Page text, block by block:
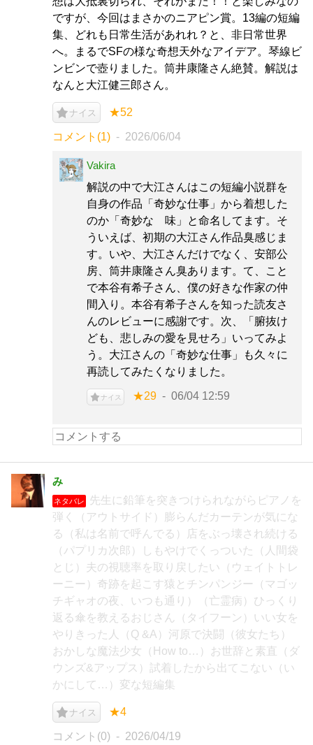
ですが、今回はまさかのニアピン賞。13編の短編
集、どれも日常生活があれれ？と、非日常世界
へ。まるでSFの様な奇想天外なアイデア。琴線ビ
ンビンで壺りました。筒井康隆さん絶賛。解説は
なんと大江健三郎さん。
ナイス ★52
コメント(1) 2026/06/04
Vakira
解説の中で大江さんはこの短編小説群を
自身の作品「奇妙な仕事」から着想した
のか「奇妙な 味」と命名してます。そ
ういえば、初期の大江さん作品臭感じま
す。いや、大江さんだけでなく、安部公
房、筒井康隆さん臭あります。て、こと
で本谷有希子さん、僕の好きな作家の仲
間入り。本谷有希子さんを知った読友さ
んのレビューに感謝です。次、「腑抜け
ども、悲しみの愛を見せろ」いってみよ
う。大江さんの「奇妙な仕事」も久々に
再読してみたくなりました。
ナイス ★29 06/04 12:59
み
ネタバレ
先生に鉛筆を突きつけられながらピアノを
弾く（アウトサイド）膨らんだカーテンが気にな
る（私は名前で呼んでる）店をぶっ壊され続ける
（パプリカ次郎）しもやけでくっついた（人間袋
とじ）夫の視聴率を取り戻したい（ウェイトトレ
ーニー）奇跡を起こす猿とチンパンジー（マゴッ
チギャオの夜、いつも通り）（亡霊病）ひっくり
返る傘を教えるおじさん（タイフーン）いい女を
やりきった人（Q &A）河原で決闘（彼女たち）
おかしな魔法少女（How to…）お世辞と素直（ダ
ウンズ&アップス）試着したから出てこない（い
かにして…）変な短編集
ナイス ★4
コメント(0) 2026/04/19